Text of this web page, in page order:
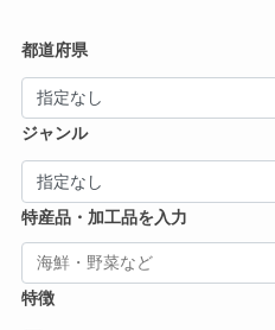
都道府県
ジャンル
特産品・加工品を入力
特徴